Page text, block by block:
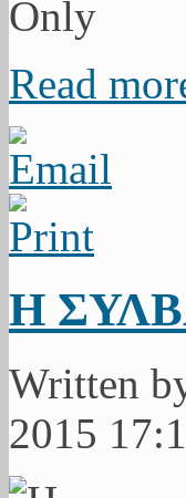
Read
Η
Written
2015